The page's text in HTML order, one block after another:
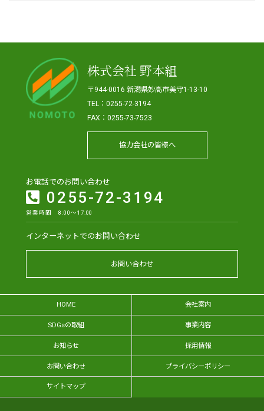
株式会社 野本組
〒944-0016 新潟県妙高市美守1-13-10
TEL：0255-72-3194
FAX：0255-73-7523
協力会社の皆様へ
お電話でのお問い合わせ
0255-72-3194
営業時間 8:00～17:00
インターネットでのお問い合わせ
お問い合わせ
HOME 会社案内
SDGsの取組 事業内容
お知らせ 採用情報
お問い合わせ プライバシーポリシー
サイトマップ